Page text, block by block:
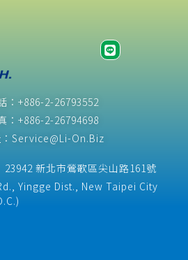
+886-2-26793552
+886-2-26794698
Service@Li-On.Biz
新北市鶯歌區尖山路161號
Yingge Dist., New Taipei City